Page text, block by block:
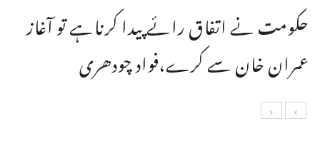
حکومت نے اتفاق رائے پیدا کرناہے تو آغاز
عمران خان سے کرے،فواد چودھری